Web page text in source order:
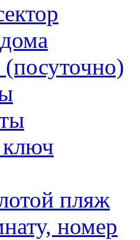
пляж
номер